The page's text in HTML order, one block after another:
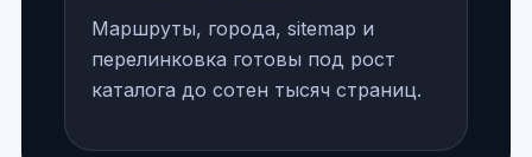
Маршруты, города, sitemap и
перелинковка готовы под рост
каталога до сотен тысяч страниц.